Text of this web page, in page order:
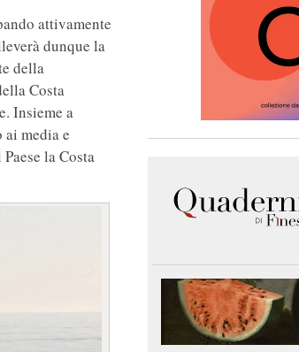
attivamente
dunque la
della
Costa
Insieme a
media e
la Costa